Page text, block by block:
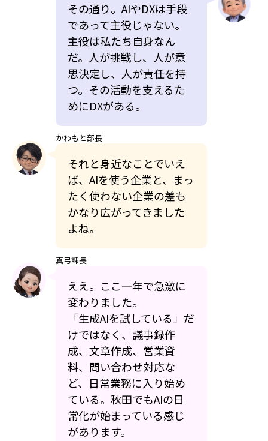
その通り。AIやDXは手段
であって主役じゃない。
主役は私たち自身なん
だ。人が挑戦し、人が意
思決定し、人が責任を持
つ。その活動を支えるた
めにDXがある。
かわもと部長
それと身近なことでいえ
ば、AIを使う企業と、まっ
たく使わない企業の差も
かなり広がってきました
よね。
真弓課長
ええ。ここ一年で急激に
変わりました。
「生成AIを試している」だ
けではなく、議事録作
成、文章作成、営業資
料、問い合わせ対応な
ど、日常業務に入り始め
ている。秋田でもAIの日
常化が始まっている感じ
があります。